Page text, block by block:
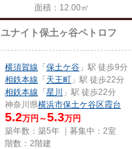
面積：12.00㎡
ユナイト保土ヶ谷ペトロフ
横須賀線 「 保土ケ谷 」駅 徒歩9分
相鉄本線 「 天王町 」駅 徒歩22分
相鉄本線 「 星川
」駅 徒歩22分
神奈川県横浜市保土ケ谷区霞台
5.2万円～5.3万円
築年数：築5年 ｜募集中： 2室
階数：2階建